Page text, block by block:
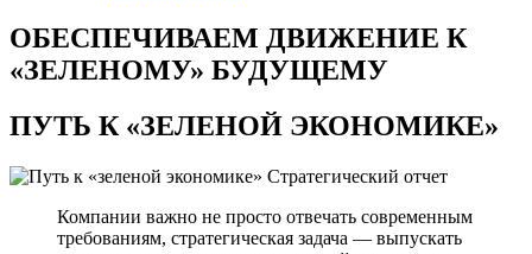
ОБЕСПЕЧИВАЕМ ДВИЖЕНИЕ К
«ЗЕЛЕНОМУ» БУДУЩЕМУ
ПУТЬ К«ЗЕЛЕНОЙ ЭКОНОМИКЕ»
Стратегический отчет
Компании важно не просто отвечать современным
требованиям, стратегическая задача — выпускать